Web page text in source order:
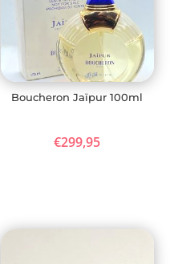
Boucheron Jaïpur 100ml
€299,95